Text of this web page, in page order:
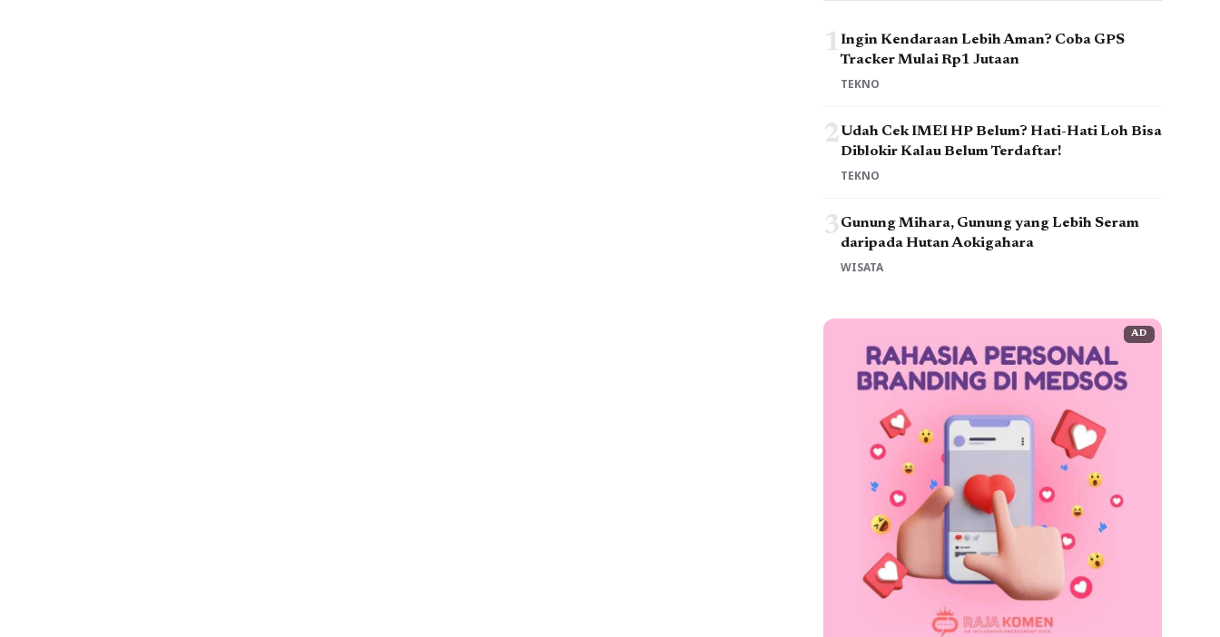
1Ingin Kendaraan Lebih Aman? Coba GPS
Tracker Mulai Rp1 Jutaan
TEKNO
2Udah Cek IMEI HP Belum? Hati-Hati Loh Bisa
Diblokir Kalau Belum Terdaftar!
TEKNO
3Gunung Mihara, Gunung yang Lebih Seram
daripada Hutan Aokigahara
WISATA
AD